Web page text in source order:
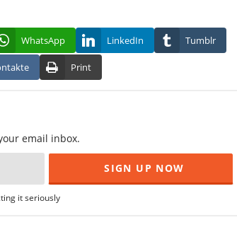
WhatsApp LinkedIn Tumblr
Print
email inbox.
it seriously